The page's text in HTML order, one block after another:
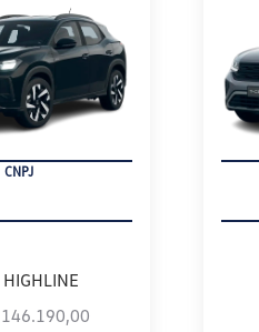
RURAL
146.190,00